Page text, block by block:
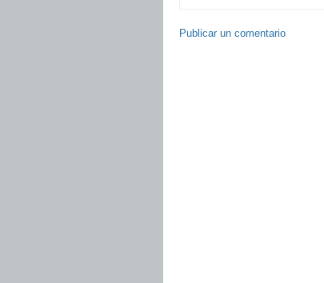
Publicar un comentario